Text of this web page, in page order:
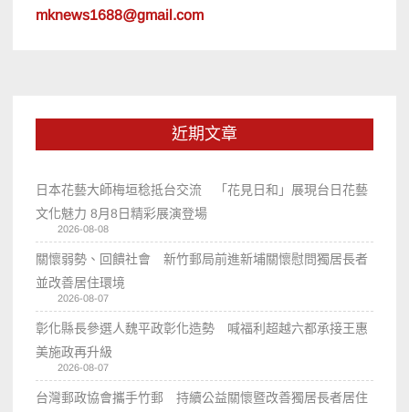
mknews1688@gmail.com
近期文章
日本花藝大師梅垣稔抵台交流 「花見日和」展現台日花藝
文化魅力 8月8日精彩展演登場
2026-08-08
關懷弱勢、回饋社會 新竹郵局前進新埔關懷慰問獨居長者
並改善居住環境
2026-08-07
彰化縣長參選人魏平政彰化造勢 喊福利超越六都承接王惠
美施政再升級
2026-08-07
台灣郵政協會攜手竹郵 持續公益關懷暨改善獨居長者居住